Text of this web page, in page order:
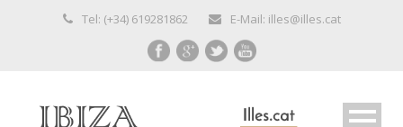
Tel: (+34) 619281862 E-Mail: illes@illes.cat